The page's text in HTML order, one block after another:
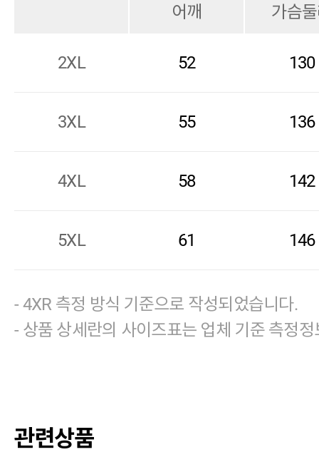
어깨 가슴
2XL 52 130
3XL 55 136
4XL 58 142
5XL 61 146
- 4XR 측정 방식 기준으로 작성되었습니다.
- 상품 상세란의 사이즈표는 업체 기준 측정정
관련상품